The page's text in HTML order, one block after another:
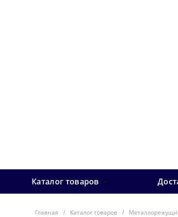
Каталог товаров
Главная / Каталог товаров /